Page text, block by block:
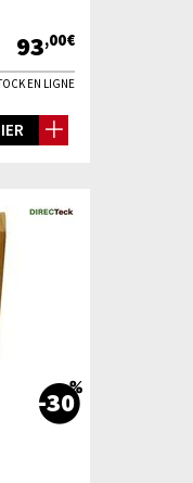
93,00€
EN LIGNE
-30